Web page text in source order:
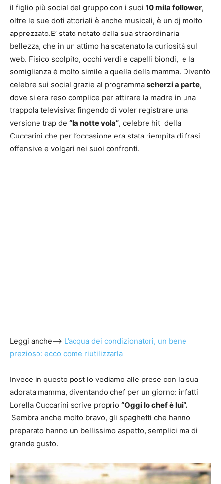
il figlio più social del gruppo con i suoi 10 mila follower,
oltre le sue doti attoriali è anche musicali, è un dj molto
apprezzato.E’ stato notato dalla sua straordinaria
bellezza, che in un attimo ha scatenato la curiosità sul
web. Fisico scolpito, occhi verdi e capelli biondi, e la
somiglianza è molto simile a quella della mamma. Diventò
celebre sui social grazie al programma scherzi a parte,
dove si era reso complice per attirare la madre in una
trappola televisiva: fingendo di voler registrare una
versione trap de “la notte vola”, celebre hit della
Cuccarini che per l’occasione era stata riempita di frasi
offensive e volgari nei suoi confronti.
Leggi anche–> L’acqua dei condizionatori, un bene
prezioso: ecco come riutilizzarla
Invece in questo post lo vediamo alle prese con la sua
adorata mamma, diventando chef per un giorno: infatti
Lorella Cuccarini scrive proprio “Oggi lo chef è lui”.
Sembra anche molto bravo, gli spaghetti che hanno
preparato hanno un bellissimo aspetto, semplici ma di
grande gusto.